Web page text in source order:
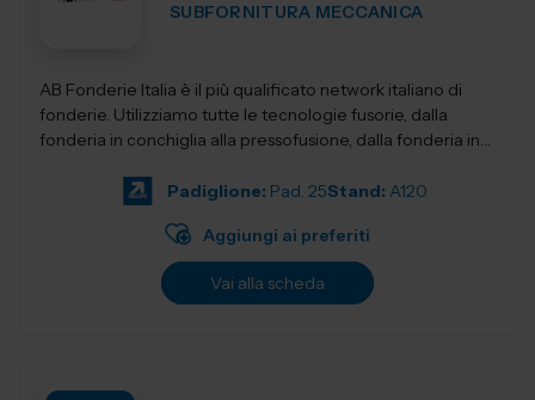
SUBFORNITURA MECCANICA
AB Fonderie Italia è il più qualificato network italiano di
fonderie. Utilizziamo tutte le tecnologie fusorie, dalla
fonderia in conchiglia alla pressofusione, dalla fonderia in
Padiglione: Pad. 25Stand: A120
Aggiungi ai preferiti
Vai alla scheda